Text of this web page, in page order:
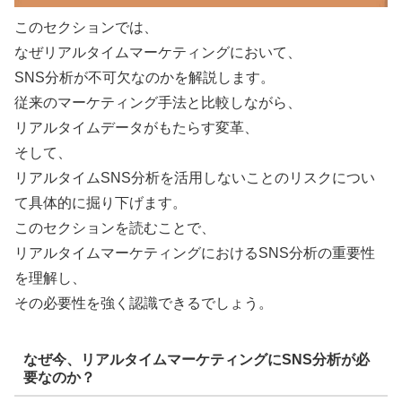
このセクションでは、
なぜリアルタイムマーケティングにおいて、
SNS分析が不可欠なのかを解説します。
従来のマーケティング手法と比較しながら、
リアルタイムデータがもたらす変革、
そして、
リアルタイムSNS分析を活用しないことのリスクについ
て具体的に掘り下げます。
このセクションを読むことで、
リアルタイムマーケティングにおけるSNS分析の重要性
を理解し、
その必要性を強く認識できるでしょう。
なぜ今、リアルタイムマーケティングにSNS分析が必
要なのか？